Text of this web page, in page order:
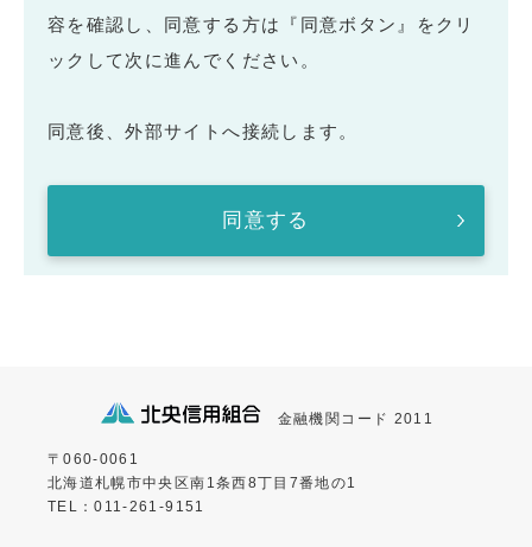
容を確認し、同意する方は『同意ボタン』をクリ
ックして次に進んでください。
同意後、外部サイトへ接続します。
同意する
金融機関コード 2011
〒060-0061
北海道札幌市中央区南1条西8丁目7番地の1
TEL：011-261-9151